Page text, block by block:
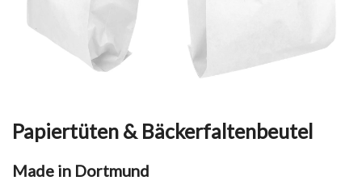
Papiertüten & Bäckerfaltenbeutel
Made in Dortmund